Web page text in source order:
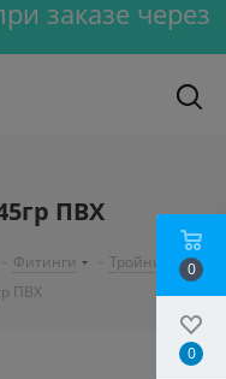
заказе через
ПВХ
- Фитинги - Тройник
-
ПВХ
0
0